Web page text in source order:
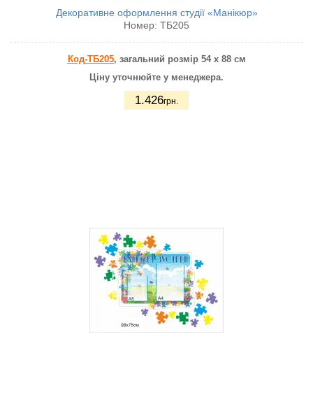
Декоративне оформлення студії «Манікюр»
Номер: ТБ205
Код-ТБ205, загальний розмір 54 х 88 см
Ціну уточнюйте у менеджера.
1.426грн.